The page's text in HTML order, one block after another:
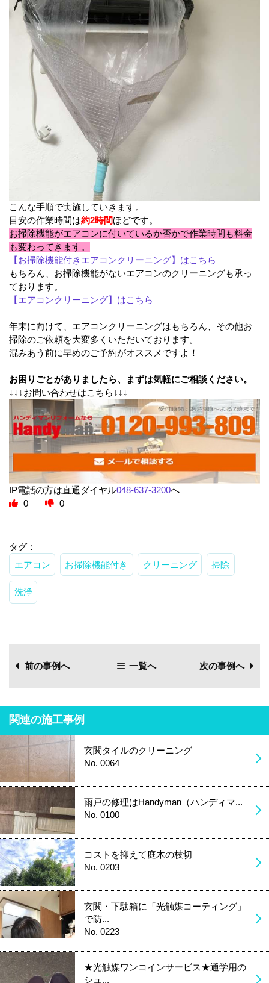
こんな手順で実施していきます。
目安の作業時間は約2時間ほどです。
お掃除機能がエアコンに付いているか否かで作業時間も料金
も変わってきます。
【お掃除機能付きエアコンクリーニング】はこちら
もちろん、お掃除機能がないエアコンのクリーニングも承っ
ております。
【エアコンクリーニング】はこちら
年末に向けて、エアコンクリーニングはもちろん、その他お
掃除のご依頼を大変多くいただいております。
混みあう前に早めのご予約がオススメですよ！
お困りごとがありましたら、まずは気軽にご相談ください。
↓↓↓お問い合わせはこちら↓↓↓
IP電話の方は直通ダイヤル048-637-3200へ
0
0
タグ：
エアコン
お掃除機能付き クリーニング 掃除
洗浄
前の事例へ 一覧へ 次の事例へ
関連の施工事例
玄関タイルのクリーニング
No. 0064
雨戸の修理はHandyman（ハンディマ...
No. 0100
コストを抑えて庭木の枝切
No. 0203
玄関・下駄箱に「光触媒コーティング」
で防...
No. 0223
★光触媒ワンコインサービス★通学用の
シュ...